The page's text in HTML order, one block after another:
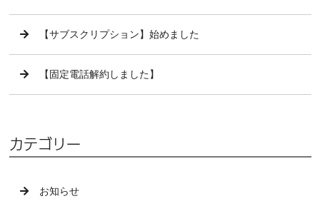
【サブスクリプション】始めました
【固定電話解約しました】
カテゴリー
お知らせ